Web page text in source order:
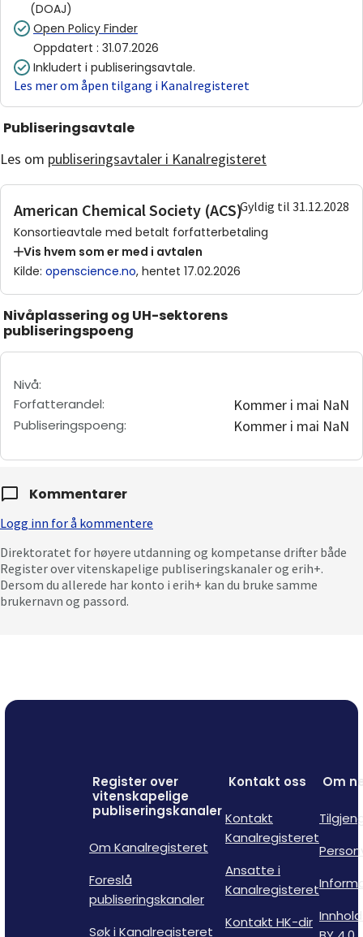
(DOAJ)
Open Policy Finder
Oppdatert : 31.07.2026
Inkludert i publiseringsavtale.
Les mer om åpen tilgang i Kanalregisteret
Publiseringsavtale
Les om publiseringsavtaler i Kanalregisteret
American Chemical Society (ACS)Gyldig til 31.12.2028
Konsortieavtale med betalt forfatterbetaling
Vis hvem som er med i avtalen
Kilde: openscience.no, hentet 17.02.2026
Nivåplassering og UH-sektorens
publiseringspoeng
Nivå:
Forfatterandel: Kommer i mai NaN
Publiseringspoeng: Kommer i mai NaN
Kommentarer
Logg inn for å kommentere
Direktoratet for høyere utdanning og kompetanse drifter både
Register over vitenskapelige publiseringskanaler og erih+.
Dersom du allerede har konto i erih+ kan du bruke samme
brukernavn og passord.
Register over
vitenskapelige
publiseringskanaler
Om Kanalregisteret
Foreslå
publiseringskanaler
Søk i Kanalregisteret
Kontakt oss
Kontakt
Kanalregisteret
Ansatte i
Kanalregisteret
Kontakt HK-dir
Om